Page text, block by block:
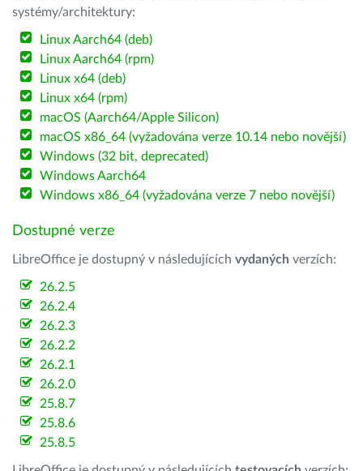
systémy/architektury:
Linux Aarch64 (deb)
Linux Aarch64 (rpm)
Linux x64 (deb)
Linux x64 (rpm)
macOS (Aarch64/Apple Silicon)
macOS x86_64 (vyžadována verze 10.14 nebo novější)
Windows (32 bit, deprecated)
Windows Aarch64
Windows x86_64 (vyžadována verze 7 nebo novější)
Dostupné verze
LibreOffice je dostupný v následujících vydaných verzích:
26.2.5
26.2.4
26.2.3
26.2.2
26.2.1
26.2.0
25.8.7
25.8.6
25.8.5